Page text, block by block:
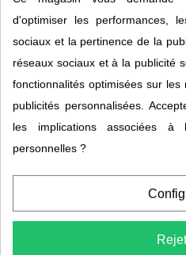
SANOTINT
d'optimiser les performances,
sociaux et la pertinence de la
réseaux sociaux et à la publicité
fonctionnalités optimisées sur
publicités personnalisées.
les implications associées à
personnelles ?